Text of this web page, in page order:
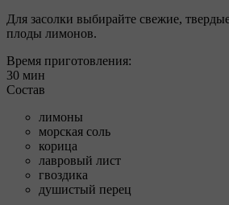
Для засолки выбирайте свежие,
плоды лимонов.
Время приготовления:
30 мин
Состав
лимоны
морская соль
корица
лавровый лист
гвоздика
душистый перец